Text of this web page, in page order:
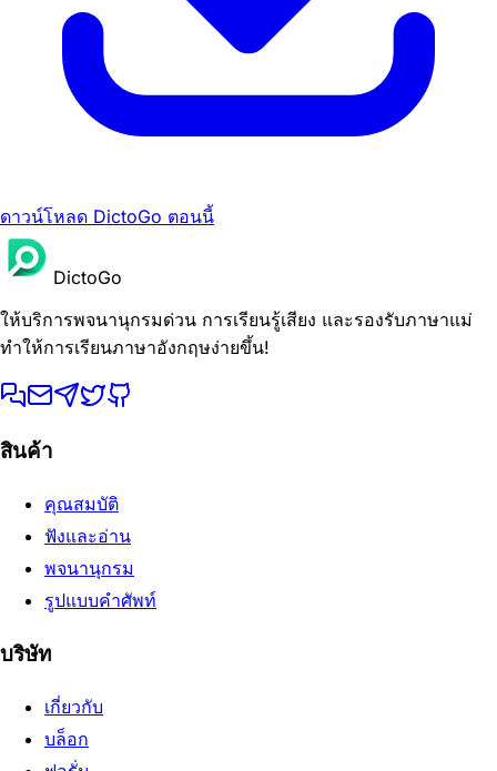
ดาวน์โหลด DictoGo ตอนนี้
DictoGo
ให้บริการพจนานุกรมด่วน การเรียนรู้เสียง และรองรับภาษาแม่
ทำให้การเรียนภาษาอังกฤษง่ายขึ้น!
สินค้า
คุณสมบัติ
ฟังและอ่าน
พจนานุกรม
รูปแบบคำศัพท์
บริษัท
เกี่ยวกับ
บล็อก